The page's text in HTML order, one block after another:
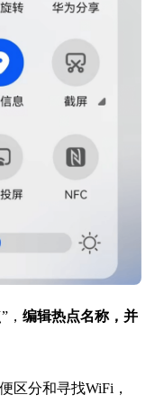
编辑热点名称，并
区分和寻找WiFi，